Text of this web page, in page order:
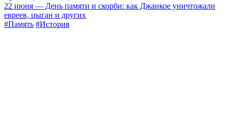
22 июня — День памяти и скорби: как Джанкое уничтожали
евреев, цыган и других
#Память #История